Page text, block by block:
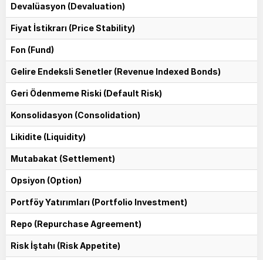
Devalüasyon (Devaluation)
Fiyat İstikrarı (Price Stability)
Fon (Fund)
Gelire Endeksli Senetler (Revenue Indexed Bonds)
Geri Ödenmeme Riski (Default Risk)
Konsolidasyon (Consolidation)
Likidite (Liquidity)
Mutabakat (Settlement)
Opsiyon (Option)
Portföy Yatırımları (Portfolio Investment)
Repo (Repurchase Agreement)
Risk İştahı (Risk Appetite)